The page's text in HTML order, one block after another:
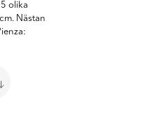
olika
Nästan